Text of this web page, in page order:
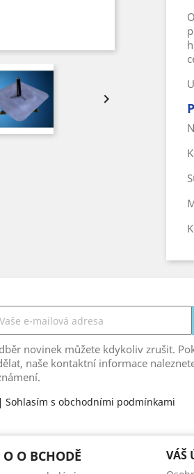

novinek můžete kdykoliv zrušit.
naše kontaktní informace
Sohlasím s obchodními podmínkami
O BCHODĚ VÁŠ